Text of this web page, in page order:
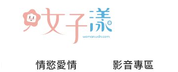
情慾愛情 影音專區